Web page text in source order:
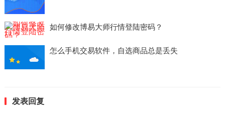
如何修改博易大师行情登陆密码？
怎么手机交易软件，自选商品总是丢失
发表回复